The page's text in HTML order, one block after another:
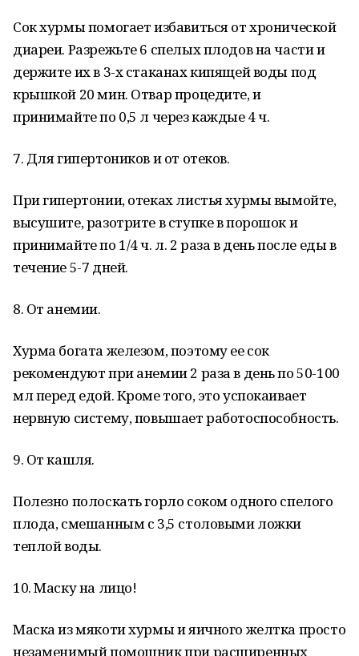
Сок хурмы помогает избавиться от хронической
диареи. Разрежьте 6 спелых плодов на части и
держите их в 3-х стаканах кипящей воды под
крышкой 20 мин. Отвар процедите, и
принимайте по 0,5 л через каждые 4 ч.
7. Для гипертоников и от отеков.
При гипертонии, отеках листья хурмы вымойте,
высушите, разотрите в ступке в порошок и
принимайте по 1/4 ч. л. 2 раза в день после еды в
течение 5-7 дней.
8. От анемии.
Хурма богата железом, поэтому ее сок
рекомендуют при анемии 2 раза в день по 50-100
мл перед едой. Кроме того, это успокаивает
нервную систему, повышает работоспособность.
9. От кашля.
Полезно полоскать горло соком одного спелого
плода, смешанным с 3,5 столовыми ложки
теплой воды.
10. Маску на лицо!
Маска из мякоти хурмы и яичного желтка просто
незаменимый помощник при расширенных